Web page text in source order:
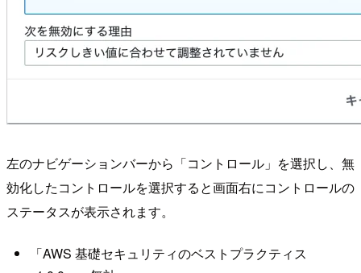
左のナビゲーションバーから「コントロール」を選択し、無
効化したコントロールを選択すると画面右にコントロールの
ステータスが表示されます。
「AWS 基礎セキュリティのベストプラクティス